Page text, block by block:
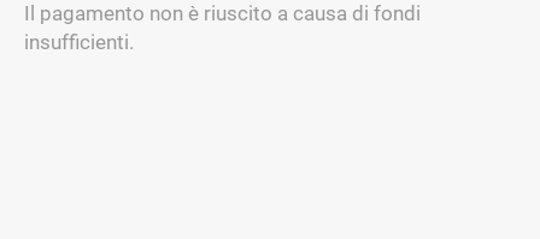
Il pagamento non è riuscito a causa di fondi
insufficienti.